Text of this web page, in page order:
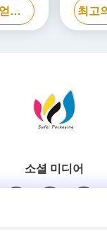
최고의 가격을 얻으십시오
소셜 미디어
빠른 연락